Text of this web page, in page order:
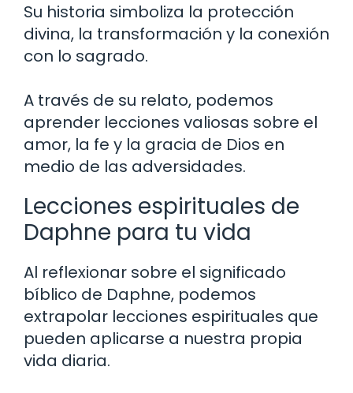
Su historia simboliza la protección
divina, la transformación y la conexión
con lo sagrado.
A través de su relato, podemos
aprender lecciones valiosas sobre el
amor, la fe y la gracia de Dios en
medio de las adversidades.
Lecciones espirituales de
Daphne para tu vida
Al reflexionar sobre el significado
bíblico de Daphne, podemos
extrapolar lecciones espirituales que
pueden aplicarse a nuestra propia
vida diaria.